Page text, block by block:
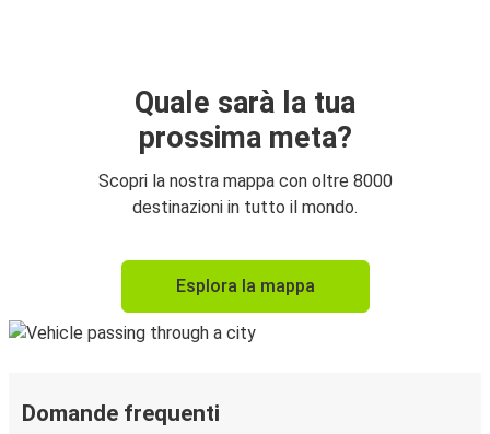
Quale sarà la tua
prossima meta?
Scopri la nostra mappa con oltre 8000
destinazioni in tutto il mondo.
Esplora la mappa
Domande frequenti